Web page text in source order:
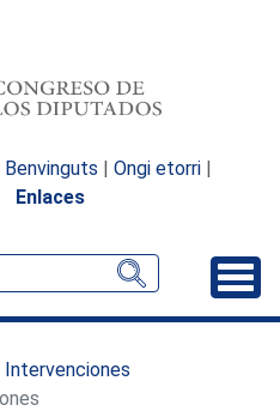
Benvinguts | Ongi etorri |
Enlaces
Intervenciones